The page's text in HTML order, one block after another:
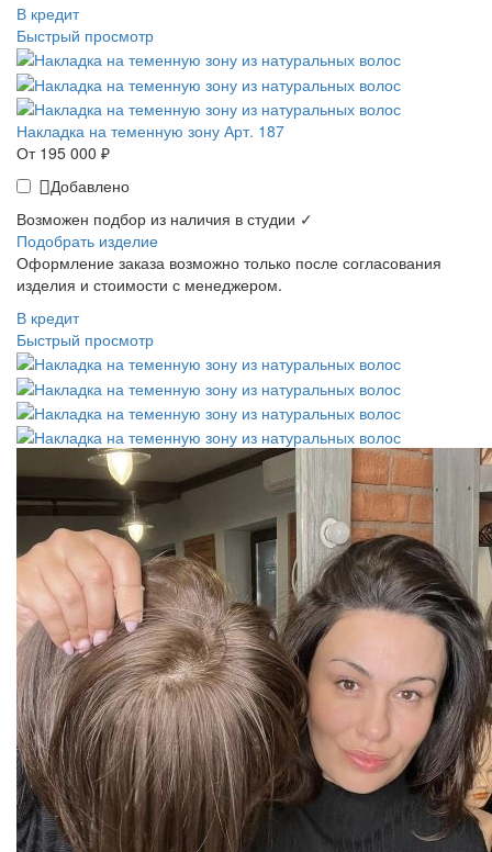
В кредит
Быстрый просмотр
Накладка на теменную зону Арт. 187
От 195 000 ₽
Добавлено
Возможен подбор из наличия в студии ✓
Подобрать изделие
Оформление заказа возможно только после согласования
изделия и стоимости с менеджером.
В кредит
Быстрый просмотр